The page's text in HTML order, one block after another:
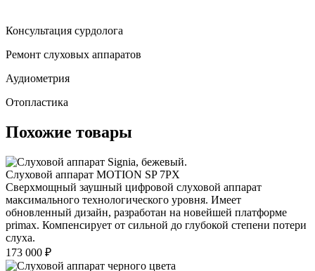
Консультация сурдолога
Ремонт слуховых аппаратов
Аудиометрия
Отопластика
Похожие товары
Слуховой аппарат MOTION SP 7PX
Сверхмощный заушный цифровой слуховой аппарат
максимального технологического уровня. Имеет
обновленный дизайн, разработан на новейшей платформе
primax. Компенсирует от сильной до глубокой степени потери
слуха.
173 000 ₽